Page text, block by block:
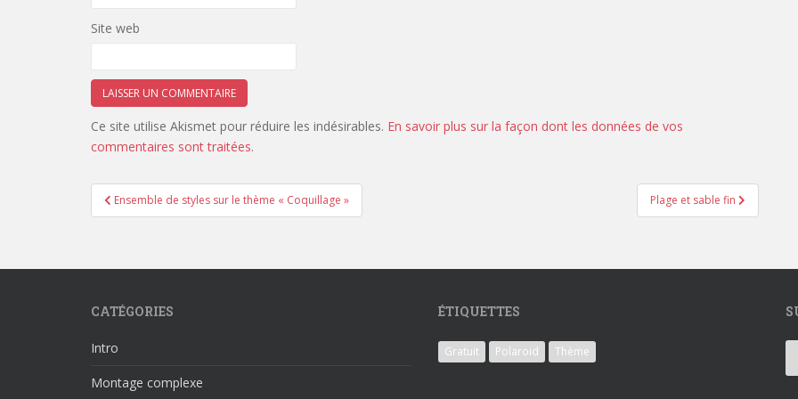
Site web
Ce site utilise Akismet pour réduire les indésirables. En savoir plus sur la façon dont les données de vos
commentaires sont traitées.
Navigation
de
Ensemble de styles sur le thème « Coquillage » Plage et sable fin
CATÉGORIES
Intro
Montage complexe
ÉTIQUETTES
Gratuit Polaroid Thème